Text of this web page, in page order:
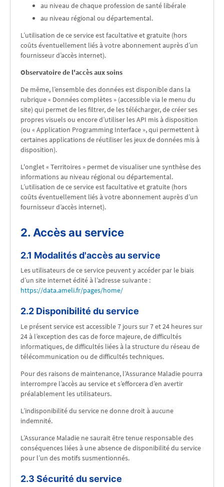
au niveau de chaque profession de santé libérale
au niveau régional ou départemental.
L’utilisation de ce service est facultative et gratuite (hors
coûts éventuellement liés à votre abonnement auprès d’un
fournisseur d’accès internet).
Observatoire de l'accès aux soins
De même, l’ensemble des données est disponible dans la
rubrique « Données complètes » (accessible via le menu du
site) qui permet de les filtrer, de les télécharger, de créer ses
propres visuels ou encore d’utiliser les API mis à disposition
(ou « Application Programming Interface », qui permettent à
certaines applications de réutiliser les jeux de données mis à
disposition).
L'onglet « Territoires » permet de visualiser une synthèse des
informations au niveau régional ou départemental.
L’utilisation de ce service est facultative et gratuite (hors
coûts éventuellement liés à votre abonnement auprès d’un
fournisseur d’accès internet).
2. Accès au service
2.1 Modalités d'accès au service
Les utilisateurs de ce service peuvent y accéder par le biais
d’un site internet édité à l’adresse suivante :
https://data.ameli.fr/pages/home/
2.2 Disponibilité du service
Le présent service est accessible 7 jours sur 7 et 24 heures sur
24 à l’exception des cas de force majeure, de difficultés
informatiques, de difficultés liées à la structure du réseau de
télécommunication ou de difficultés techniques.
Pour des raisons de maintenance, l’Assurance Maladie pourra
interrompre l’accès au service et s’efforcera d’en avertir
préalablement les utilisateurs.
L’indisponibilité du service ne donne droit à aucune
indemnité.
L’Assurance Maladie ne saurait être tenue responsable des
conséquences liées à une absence de disponibilité du service
pour l’un des motifs susmentionnés.
2.3 Sécurité du service